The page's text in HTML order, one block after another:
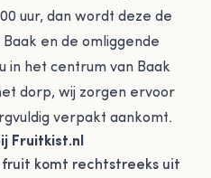
uur, dan wordt deze de
en de omliggende
in het centrum van Baak
dorp, wij zorgen ervoor
verpakt aankomt.
Fruitkist.nl
fruit komt rechtstreeks uit